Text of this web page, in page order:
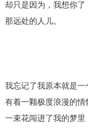
却只是因为，我想你了
那远处的人儿。
我忘记了我原本就是一
有着一颗极度浪漫的情
一束花闯进了我的梦里